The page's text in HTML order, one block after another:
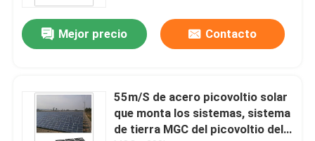
Mejor precio Contacto
55m/S de acero picovoltio solar
que monta los sistemas, sistema
de tierra MGC del picovoltio del